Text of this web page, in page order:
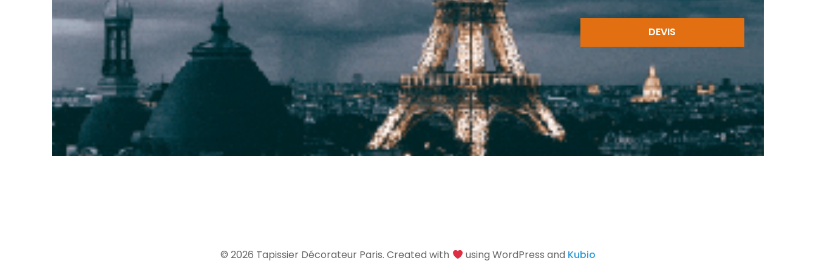
DEVIS
© 2026 Tapissier Décorateur Paris. Created with using WordPress and Kubio